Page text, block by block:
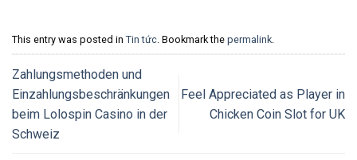
This entry was posted in Tin tức . Bookmark the permalink
Zahlungsmethoden und
Einzahlungsbeschränkungen
beim Lolospin Casino in der
Schweiz
Feel Appreciated as Player in
Chicken Coin Slot for UK